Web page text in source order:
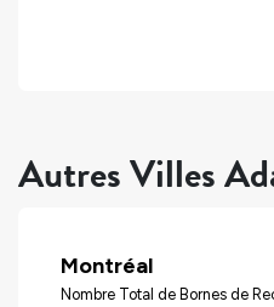
Autres Villes
Montréal
Nombre Total de Bornes de